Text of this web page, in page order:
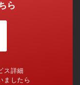
ら
ス詳細
ましたら